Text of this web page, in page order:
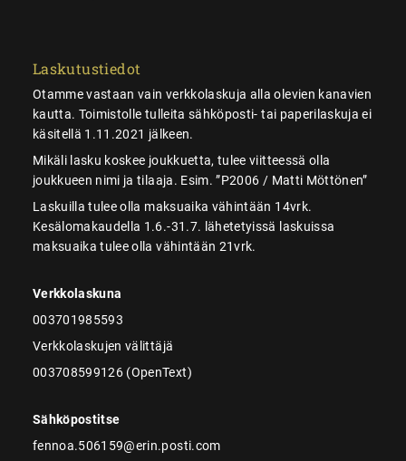
Laskutustiedot
Otamme vastaan vain verkkolaskuja alla olevien kanavien
kautta. Toimistolle tulleita sähköposti- tai paperilaskuja ei
käsitellä 1.11.2021 jälkeen.
Mikäli lasku koskee joukkuetta, tulee viitteessä olla
joukkueen nimi ja tilaaja. Esim. ”P2006 / Matti Möttönen”
Laskuilla tulee olla maksuaika vähintään 14vrk.
Kesälomakaudella 1.6.-31.7. lähetetyissä laskuissa
maksuaika tulee olla vähintään 21vrk.
Verkkolaskuna
003701985593
Verkkolaskujen välittäjä
003708599126 (OpenText)
Sähköpostitse
fennoa.506159@erin.posti.com